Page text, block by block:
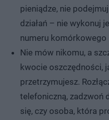
pieniądze, nie
działań – nie wykonuj
numeru komórkowego
Nie mów nikomu, a
kwocie oszczędności,
przetrzymujesz.
telefoniczną, zadzwoń
się, czy osoba, która